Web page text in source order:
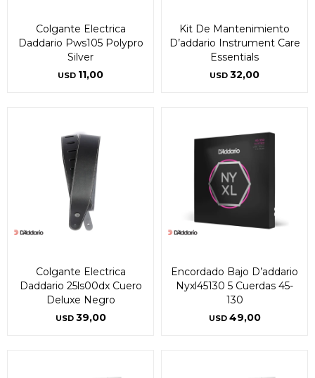
Colgante Electrica
Daddario Pws105 Polypro
Silver
USD 11,00
Kit De Mantenimiento
D’addario Instrument Care
Essentials
USD 32,00
Colgante Electrica
Daddario 25ls00dx Cuero
Deluxe Negro
USD 39,00
Encordado Bajo D’addario
Nyxl45130 5 Cuerdas 45-
130
USD 49,00